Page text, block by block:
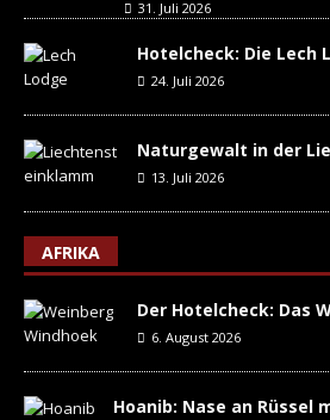
31. Juli 2026
Hotelcheck: Die Lech
24. Juli 2026
Naturgewalt in der
13. Juli 2026
AFRIKA
Der Hotelcheck: Das
6. August 2026
Hoanib: Nase an Rüssel